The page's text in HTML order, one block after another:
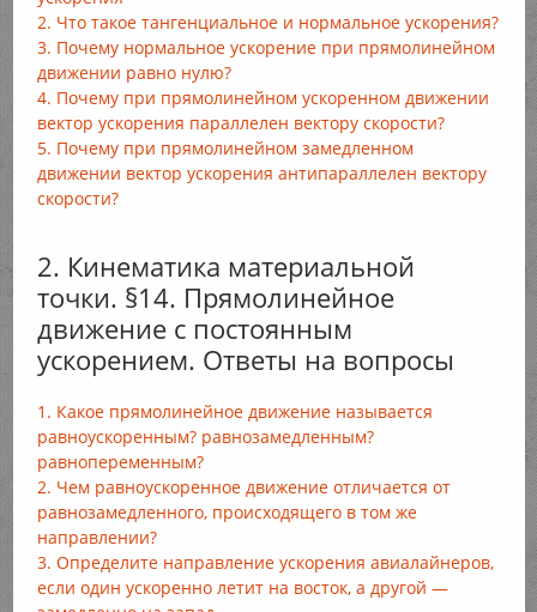
2. Что такое тангенциальное и нормальное ускорения?
3. Почему нормальное ускорение при прямолинейном
движении равно нулю?
4. Почему при прямолинейном ускоренном движении
вектор ускорения параллелен вектору скорости?
5. Почему при прямолинейном замедленном
движении вектор ускорения антипараллелен вектору
скорости?
2. Кинематика материальной
точки. §14. Прямолинейное
движение с постоянным
ускорением. Ответы на вопросы
1. Какое прямолинейное движение называется
равноускоренным? равнозамедленным?
равнопеременным?
2. Чем равноускоренное движение отличается от
равнозамедленного, происходящего в том же
направлении?
3. Определите направление ускорения авиалайнеров,
если один ускоренно летит на восток, а другой —